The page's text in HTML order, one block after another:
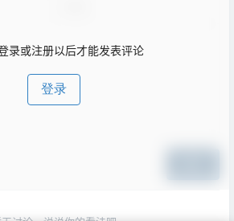
录或注册以后才能发表评论
登录